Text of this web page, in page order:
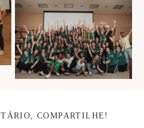
COMPARTILHE!